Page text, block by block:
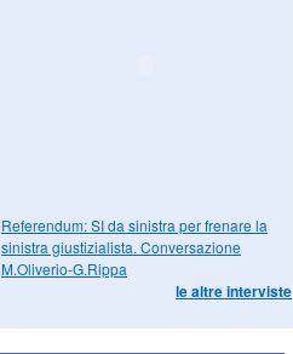
Referendum: SI da sinistra per frenare la
sinistra giustizialista. Conversazione
M.Oliverio-G.Rippa
le altre interviste